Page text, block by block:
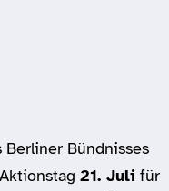
Bündnisses
21. Juli für